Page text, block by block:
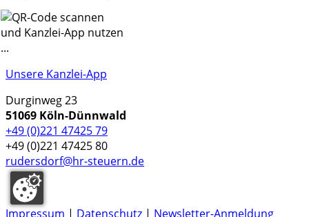
Unsere Kanzlei-App
Durginweg 23
51069 Köln-Dünnwald
+49 (0)221 47425 79
+49 (0)221 47425 80
rudersdorf@hr-steuern.de
Impressum | Datenschutz | Newsletter-Anmeldung